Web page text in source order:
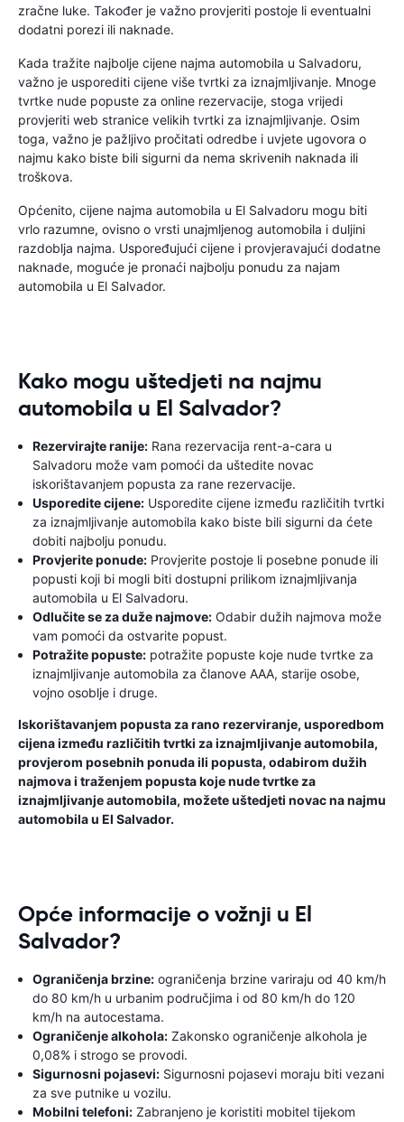
zračne luke. Također je važno provjeriti postoje li eventualni
dodatni porezi ili naknade.
Kada tražite najbolje cijene najma automobila u Salvadoru,
važno je usporediti cijene više tvrtki za iznajmljivanje. Mnoge
tvrtke nude popuste za online rezervacije, stoga vrijedi
provjeriti web stranice velikih tvrtki za iznajmljivanje. Osim
toga, važno je pažljivo pročitati odredbe i uvjete ugovora o
najmu kako biste bili sigurni da nema skrivenih naknada ili
troškova.
Općenito, cijene najma automobila u El Salvadoru mogu biti
vrlo razumne, ovisno o vrsti unajmljenog automobila i duljini
razdoblja najma. Uspoređujući cijene i provjeravajući dodatne
naknade, moguće je pronaći najbolju ponudu za najam
automobila u El Salvador.
Kako mogu uštedjeti na najmu
automobila u El Salvador?
Rezervirajte ranije: Rana rezervacija rent-a-cara u
Salvadoru može vam pomoći da uštedite novac
iskorištavanjem popusta za rane rezervacije.
Usporedite cijene: Usporedite cijene između različitih tvrtki
za iznajmljivanje automobila kako biste bili sigurni da ćete
dobiti najbolju ponudu.
Provjerite ponude: Provjerite postoje li posebne ponude ili
popusti koji bi mogli biti dostupni prilikom iznajmljivanja
automobila u El Salvadoru.
Odlučite se za duže najmove: Odabir dužih najmova može
vam pomoći da ostvarite popust.
Potražite popuste: potražite popuste koje nude tvrtke za
iznajmljivanje automobila za članove AAA, starije osobe,
vojno osoblje i druge.
Iskorištavanjem popusta za rano rezerviranje, usporedbom
cijena između različitih tvrtki za iznajmljivanje automobila,
provjerom posebnih ponuda ili popusta, odabirom dužih
najmova i traženjem popusta koje nude tvrtke za
iznajmljivanje automobila, možete uštedjeti novac na najmu
automobila u El Salvador.
Opće informacije o vožnji u El
Salvador?
Ograničenja brzine: ograničenja brzine variraju od 40 km/h
do 80 km/h u urbanim područjima i od 80 km/h do 120
km/h na autocestama.
Ograničenje alkohola: Zakonsko ograničenje alkohola je
0,08% i strogo se provodi.
Sigurnosni pojasevi: Sigurnosni pojasevi moraju biti vezani
za sve putnike u vozilu.
Mobilni telefoni: Zabranjeno je koristiti mobitel tijekom